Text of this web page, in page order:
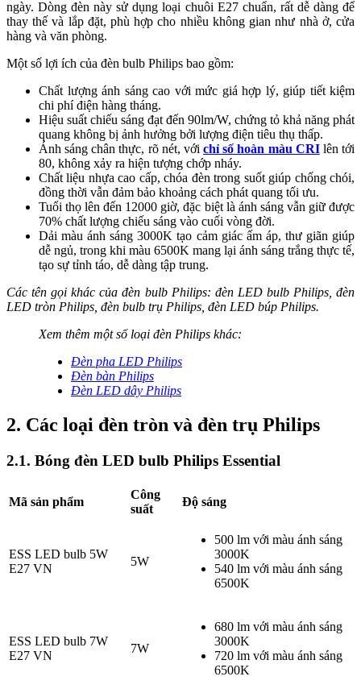
ngày. Dòng đèn này sử dụng loại chuôi E27 chuẩn, rất dễ dàng để
thay thế và lắp đặt, phù hợp cho nhiều không gian như nhà ở, cửa
hàng và văn phòng.
Một số lợi ích của đèn bulb Philips bao gồm:
Chất lượng ánh sáng cao với mức giá hợp lý, giúp tiết kiệm
chi phí điện hàng tháng.
Hiệu suất chiếu sáng đạt đến 90lm/W, chứng tỏ khả năng phát
quang không bị ảnh hưởng bởi lượng điện tiêu thụ thấp.
Ánh sáng chân thực, rõ nét, vớichỉ số hoàn màu CRIlên tới
80, không xảy ra hiện tượng chớp nháy.
Chất liệu nhựa cao cấp, chóa đèn trong suốt giúp chống chói,
đồng thời vẫn đảm bảo khoảng cách phát quang tối ưu.
Tuổi thọ lên đến 12000 giờ, đặc biệt là ánh sáng vẫn giữ được
70% chất lượng chiếu sáng vào cuối vòng đời.
Dải màu ánh sáng 3000K tạo cảm giác ấm áp, thư giãn giúp
dễ ngủ, trong khi màu 6500K mang lại ánh sáng trắng thực tế,
tạo sự tỉnh táo, dễ dàng tập trung.
Các tên gọi khác của đèn bulb Philips: đèn LED bulb Philips, đèn
LED tròn Philips, đèn bulb trụ Philips, đèn LED búp Philips.
Xem thêm một số loại đèn Philips khác:
Đèn pha LED Philips
Đèn bàn Philips
Đèn LED dây Philips
2. Các loại đèn tròn và đèn trụ Philips
2.1. Bóng đèn LED bulb Philips Essential
Mã sản phẩm
Công
suất
Độ sáng
ESS LED bulb 5W
E27 VN
5W
500 lm với màu ánh sáng
3000K
540 lm với màu ánh sáng
6500K
ESS LED bulb 7W
E27 VN
7W
680 lm với màu ánh sáng
3000K
720 lm với màu ánh sáng
6500K